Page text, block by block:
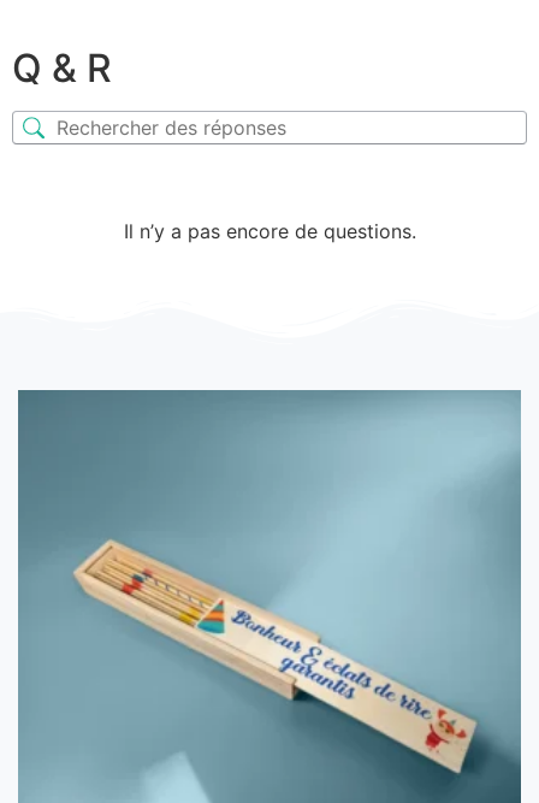
Q & R
Il n’y a pas encore de questions.